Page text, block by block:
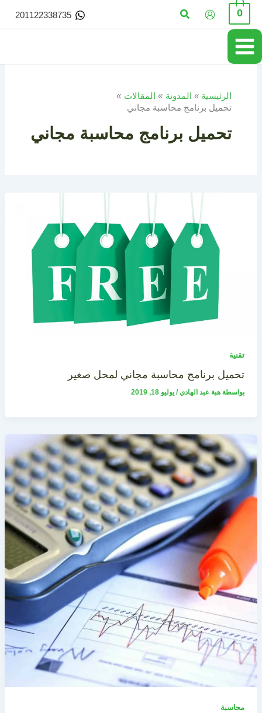
تخطي
المحتوى
0 البحث 201122338735
الرئيسية المدونة
المقالات
تحميل برنامج محاسبة مجاني
تحميل برنامج محاسبة مجاني
تقنية
تحميل برنامج محاسبة مجاني لمحل صغير
بواسطة هبة عبد الهادي/ يوليو 18, 2019
محاسبة